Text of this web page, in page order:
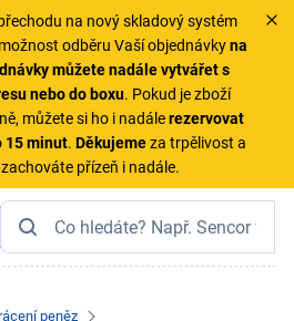
na nový skladový systém
odběru Vaší objednávkyna
můžete nadále vytvářet s
nebo do boxu. Pokud je zboží
můžete si ho i nadálerezervovat
15 minut. Děkujemeza trpělivost a
přízeň i nadále.
peněz